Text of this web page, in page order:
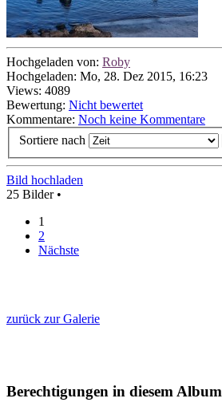
Hochgeladen von: Roby
Hochgeladen: Mo, 28. Dez 2015, 16:23
Views: 4089
Bewertung: Nicht bewertet
Kommentare: Noch keine Kommentare
Sortiere nach
Bild hochladen
25 Bilder •
1
2
Nächste
zurück zur Galerie
Berechtigungen in diesem Album